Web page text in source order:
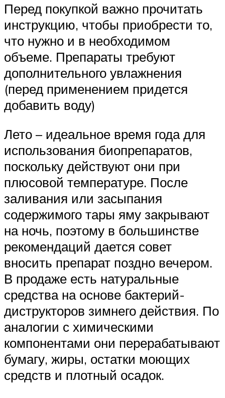
Перед покупкой важно прочитать
инструкцию, чтобы приобрести то,
что нужно и в необходимом
объеме. Препараты требуют
дополнительного увлажнения
(перед применением придется
добавить воду)
Лето – идеальное время года для
использования биопрепаратов,
поскольку действуют они при
плюсовой температуре. После
заливания или засыпания
содержимого тары яму закрывают
на ночь, поэтому в большинстве
рекомендаций дается совет
вносить препарат поздно вечером.
В продаже есть натуральные
средства на основе бактерий-
диструкторов зимнего действия. По
аналогии с химическими
компонентами они перерабатывают
бумагу, жиры, остатки моющих
средств и плотный осадок.